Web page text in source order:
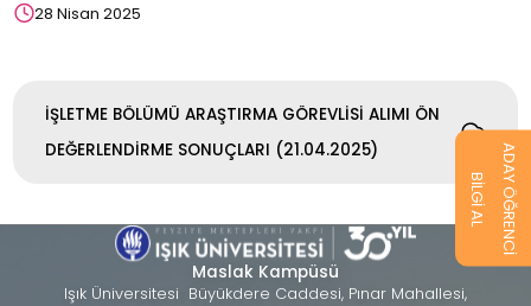
28 Nisan 2025
İŞLETME BÖLÜMÜ ARAŞTIRMA GÖREVLİSİ ALIMI ÖN
DEĞERLENDİRME SONUÇLARI (21.04.2025)
Maslak Kampüsü
Işık Üniversitesi Büyükdere Caddesi, Pınar Mahallesi,
BİLGİ AL ADAY ÖĞRENCİ